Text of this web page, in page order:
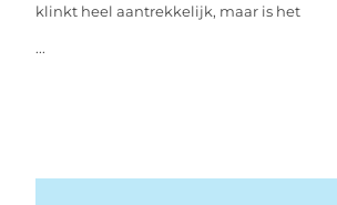
klinkt heel aantrekkelijk, maar is het
...